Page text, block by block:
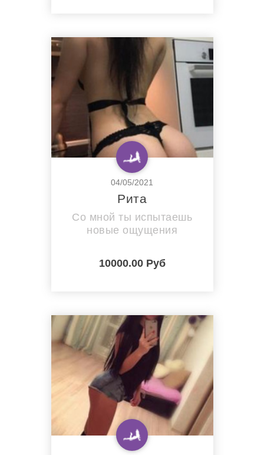
мной ты узнаешь, какое
наслаждение можно
получить от оральных
ласк: мои горячие губки
творят настоящие чудеса.
Мои комфортабельные
апартаменты все...
04/05/2021
Рита
Со мной ты испытаешь
новые ощущения
10000.00 Руб